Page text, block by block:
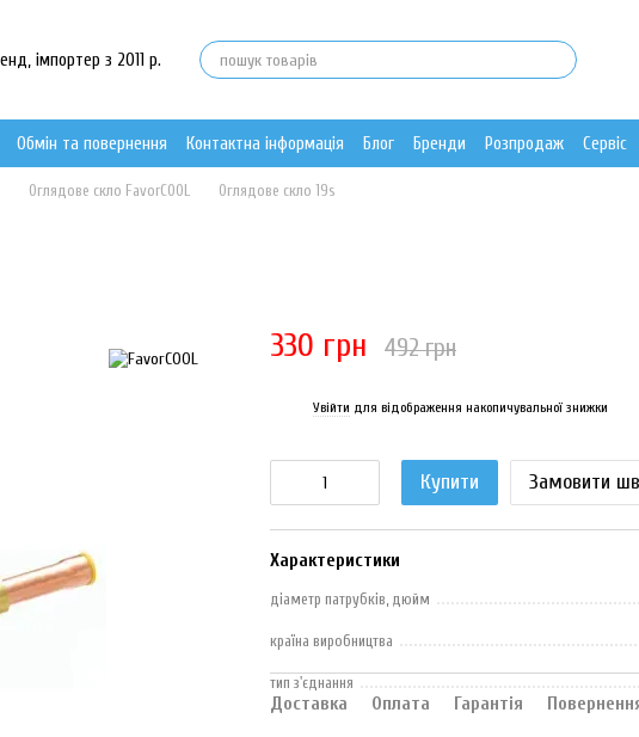
імпортер з 2011 р.
Обмін та повернення Контактна інформація Блог Бренди Розпродаж Сервіс
Оглядове скло FavorCOOL Оглядове скло 19s
330 грн 492 грн
Увійти для відображення накопичувальної знижки
Купити Замовити
Характеристики
діаметр патрубків, дюйм
країна виробництва
тип з'єднання
Доставка Оплата Гарантія